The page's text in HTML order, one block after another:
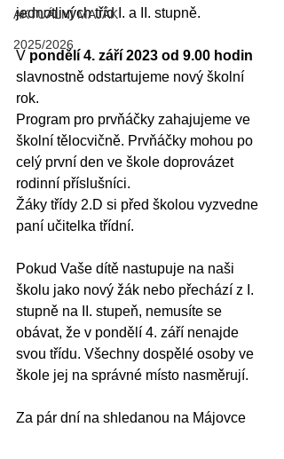
AKTUÁLNÍ MAJÁK
2025/2026
jednotlivých tříd I. a II. stupně.
V pondělí 4. září 2023 od 9.00 hodin
slavnostně odstartujeme nový školní
rok.
Program pro prvňáčky zahajujeme ve
školní tělocvičně. Prvňáčky mohou po
celý první den ve škole doprovázet
rodinní příslušníci.
Žáky třídy 2.D si před školou vyzvedne
paní učitelka třídní.
Pokud Vaše dítě nastupuje na naši
školu jako nový žák nebo přechází z I.
stupně na II. stupeň, nemusíte se
obávat, že v pondělí 4. září nenajde
svou třídu. Všechny dospělé osoby ve
škole jej na správné místo nasměrují.
Za pár dní na shledanou na Májovce